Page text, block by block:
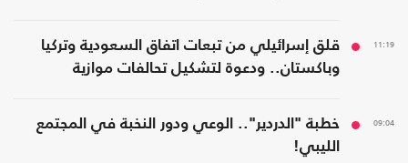
11:19
قلق إسرائيلي من تبعات اتفاق السعودية وتركيا
وباكستان.. ودعوة لتشكيل تحالفات موازية
09:04
خطبة "الدردير".. الوعي ودور النخبة في المجتمع
الليبي!